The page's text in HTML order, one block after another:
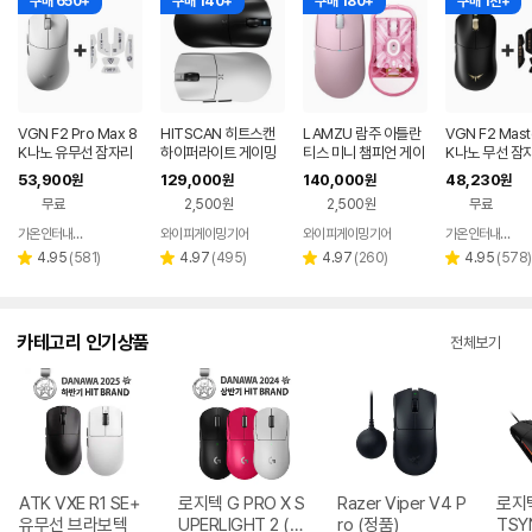
VGN F2 Pro Max 8
K나노 유무선 잠자리
게이밍 마우스 화이트
53,900원
무료
페이
가온인터내셔날
별 4.95 리
(581)
HITSCAN 히트스캔
하이퍼라이트 게이밍
무선 마우스 경량 8K
호환
129,000원
2,500원
와이피게이밍기어
별 4.97 리
(495)
LAMZU 람주 아틀란
티스 미니 챔피언 게이
밍 무선마우스 8K호환
라이트핑크
140,000원
2,500원
와이피게이밍기어
별 4.97 리
(260)
VGN F2
K나노 무선 잠
이밍 마우스+
프 블랙
48,230원
무료
가온인터내셔날
별 4.95 리
(578)
카테고리 인기상품 전체보기
ATK VXE R1 SE+
유무선 브라보텍
로지텍 G PRO X S
UPERLIGHT 2 (정
Razer Viper V4 P
ro (정품)
로지